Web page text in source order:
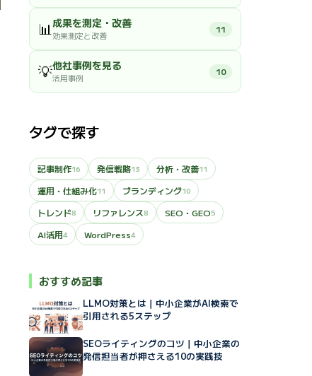
📊成果を測定・改善
効果測定と改善
11
💡他社事例を見る
活用事例
10
タグで探す
記事制作16 発信戦略13 分析・改善11
運用・仕組み化11 ブランディング10
トレンド8 リファレンス8 SEO・GEO5
AI活用4 WordPress4
おすすめ記事
LLMO対策とは｜中小企業がAI検索で
引用される5ステップ
SEOライティングのコツ｜中小企業の
発信担当者が押さえる10の実践技